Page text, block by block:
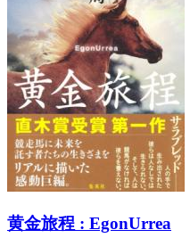
黄金旅程 : EgonUrrea